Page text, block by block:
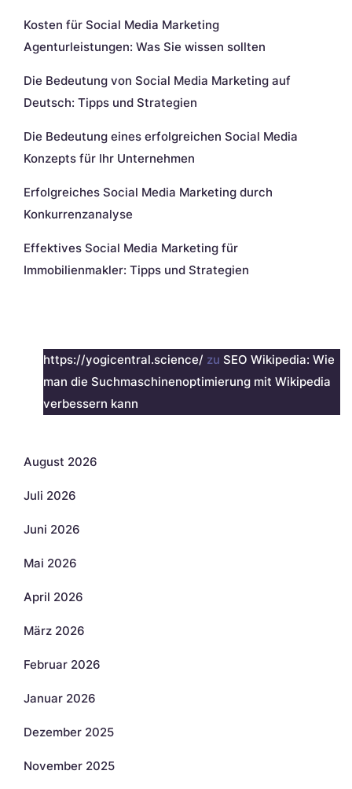
Kosten für Social Media Marketing
Agenturleistungen: Was Sie wissen sollten
Die Bedeutung von Social Media Marketing auf
Deutsch: Tipps und Strategien
Die Bedeutung eines erfolgreichen Social Media
Konzepts für Ihr Unternehmen
Erfolgreiches Social Media Marketing durch
Konkurrenzanalyse
Effektives Social Media Marketing für
Immobilienmakler: Tipps und Strategien
https://yogicentral.science/ zu SEO Wikipedia: Wie
man die Suchmaschinenoptimierung mit Wikipedia
verbessern kann
August 2026
Juli 2026
Juni 2026
Mai 2026
April 2026
März 2026
Februar 2026
Januar 2026
Dezember 2025
November 2025